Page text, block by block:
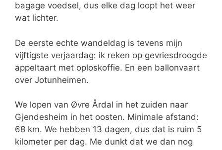
bagage voedsel, dus elke dag loopt het weer
wat lichter.
De eerste echte wandeldag is tevens mijn
vijftigste verjaardag: ik reken op gevriesdroogde
appeltaart met oploskoffie. En een ballonvaart
over Jotunheimen.
We lopen van Øvre Årdal in het zuiden naar
Gjendesheim in het oosten. Minimale afstand:
68 km. We hebben 13 dagen, dus dat is ruim 5
kilometer per dag. Me dunkt dat we dan nog